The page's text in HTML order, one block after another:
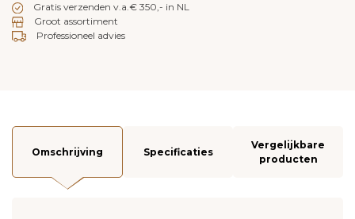
Gratis verzenden v.a.€ 350,- in NL
Groot assortiment
Professioneel advies
Omschrijving Specificaties
Vergelijkbare
producten